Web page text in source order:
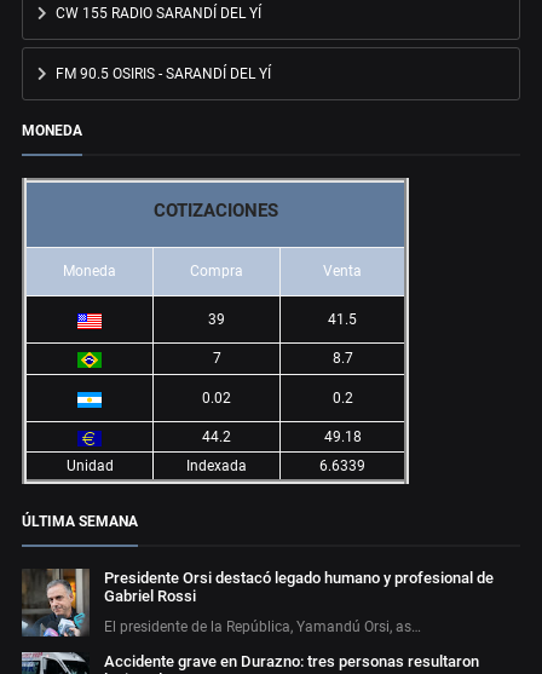
CW 155 RADIO SARANDÍ DEL YÍ
FM 90.5 OSIRIS - SARANDÍ DEL YÍ
MONEDA
COTIZACIONES
Moneda Compra Venta
39 41.5
7 8.7
0.02 0.2
44.2
49.18
Unidad
Indexada 6.6339
ÚLTIMA SEMANA
Presidente Orsi destacó legado humano y profesional de
Gabriel Rossi
El presidente de la República, Yamandú Orsi, as…
Accidente grave en Durazno: tres personas resultaron